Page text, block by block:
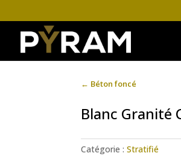
← Béton foncé
Blanc Granité
Catégorie :Stratifié